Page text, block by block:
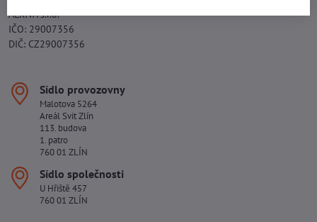
ALRIVA s.r.o.
IČO: 29007356
DIČ: CZ29007356
Sídlo provozovny
Malotova 5264
Areál Svit Zlín
113. budova
1. patro
760 01 ZLÍN
Sídlo společnosti
U Hřiště 457
760 01 ZLÍN